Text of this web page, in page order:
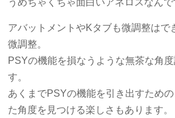
うめちゃくちゃ面白いアネロスなんで
アバットメントやKタブも微調整はで
微調整。
PSYの機能を損なうような無茶な角
す。
あくまでPSYの機能を引き出すため
た角度を見つける楽しさもあります。